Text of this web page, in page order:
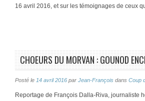
16 avril 2016, et sur les témoignages de ceux
CHOEURS DU MORVAN : GOUNOD
Posté le 14 avril 2016 par Jean-François dans Coup
Reportage de François Dalla-Riva, journaliste